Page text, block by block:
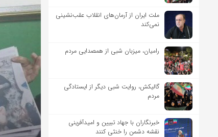
ملت ایران از آرمان‌های انقلاب عقب‌نشینی
نمی‌کند
رامیان، میزبان شبی از همصدایی مردم
گالیکش، روایت شبی دیگر از ایستادگی
مردم
خبرنگاران با جهاد تبیین و امیدآفرینی
نقشه دشمن را خنثی کنند